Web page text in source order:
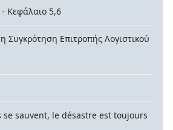
Κεφάλαιο 5,6
Συγκρότηση Επιτροπής Λογιστικού
se sauvent, le désastre est toujours